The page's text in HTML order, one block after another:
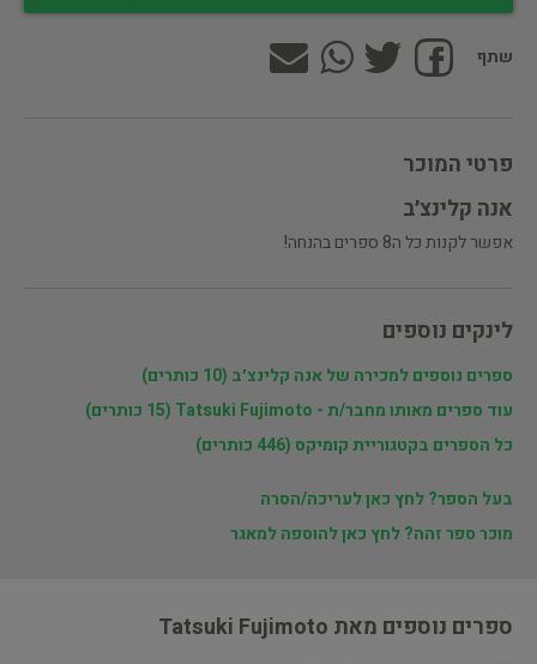
שתף
פרטי המוכר
אנה קלינצ׳ב
אפשר לקנות כל ה8 ספרים בהנחה!
לינקים נוספים
ספרים נוספים למכירה של אנה קלינצ׳ב (10 כותרים)
עוד ספרים מאותו מחבר/ת - Tatsuki Fujimoto (15 כותרים)
כל הספרים בקטגוריית קומיקס (446 כותרים)
בעל הספר? לחץ כאן לעריכה/הסרה
מוכר ספר זהה? לחץ כאן להוספה למאגר
ספרים נוספים מאת Tatsuki Fujimoto